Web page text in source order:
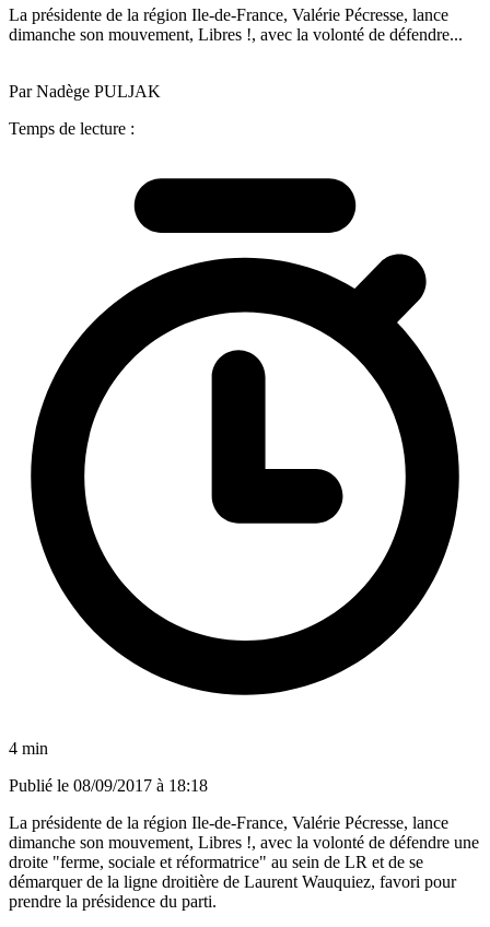
La présidente de la région Ile-de-France, Valérie Pécresse, lance
dimanche son mouvement, Libres !, avec la volonté de défendre...
Par Nadège PULJAK
Temps de lecture :
4 min
Publié le 08/09/2017 à 18:18
La présidente de la région Ile-de-France, Valérie Pécresse, lance
dimanche son mouvement, Libres !, avec la volonté de défendre une
droite "ferme, sociale et réformatrice" au sein de LR et de se
démarquer de la ligne droitière de Laurent Wauquiez, favori pour
prendre la présidence du parti.